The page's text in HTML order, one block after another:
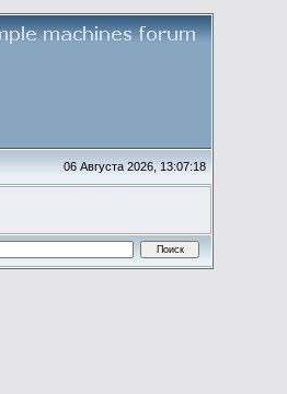
06 Августа 2026, 13:07:18